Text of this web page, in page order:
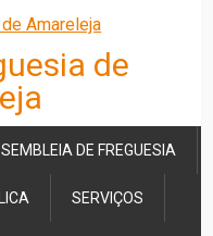
de
DE FREGUESIA
SERVIÇOS